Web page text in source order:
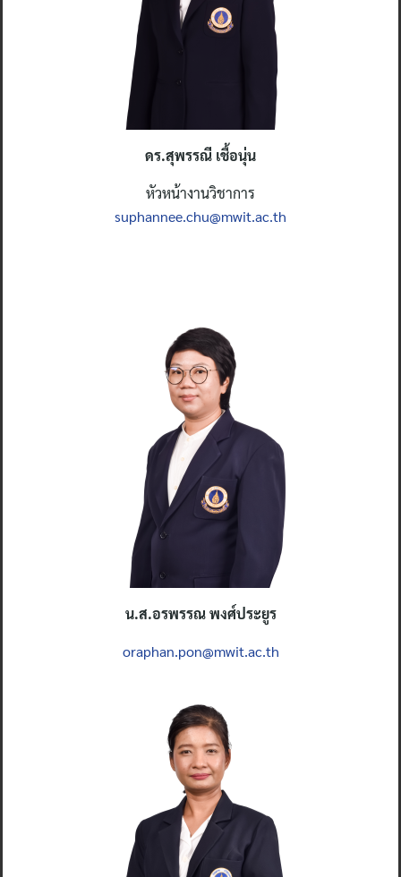
ดร.สุพรรณี เชื้อนุ่น
หัวหน้างานวิชาการ
suphannee.chu@mwit.ac.th
น.ส.อรพรรณ พงศ์ประยูร
oraphan.pon@mwit.ac.th